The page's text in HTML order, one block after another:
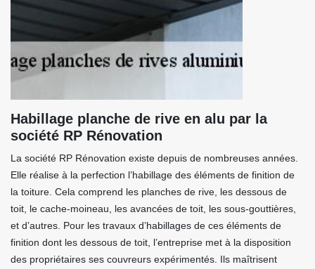
Habillage planche de rive en alu par la
société RP Rénovation
La société RP Rénovation existe depuis de nombreuses années.
Elle réalise à la perfection l’habillage des éléments de finition de
la toiture. Cela comprend les planches de rive, les dessous de
toit, le cache-moineau, les avancées de toit, les sous-gouttières,
et d’autres. Pour les travaux d’habillages de ces éléments de
finition dont les dessous de toit, l’entreprise met à la disposition
des propriétaires ses couvreurs expérimentés. Ils maîtrisent